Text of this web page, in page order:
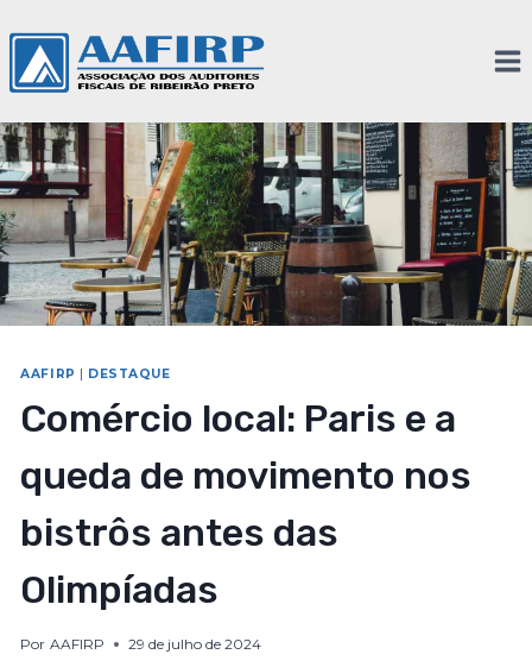
AAFIRP DESTAQUE
Comércio local: Paris e a
queda de movimento nos
bistrôs antes das
Olimpíadas
Por AAFIRP 29 de julho de 2024